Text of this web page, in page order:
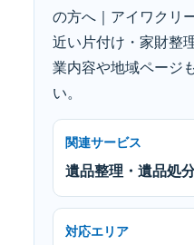
の方へ｜アイワクリ
近い片付け・家財整
業内容や地域ページ
い。
関連サービス
遺品整理・遺品処
対応エリア